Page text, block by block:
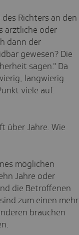
Richters an den
ärztliche oder
dann der
gewesen? Die
sagen." Da
langwierig
viele auf.
über Jahre. Wie
möglichen
Jahre oder
die Betroffenen
zum einen mehr
brauchen